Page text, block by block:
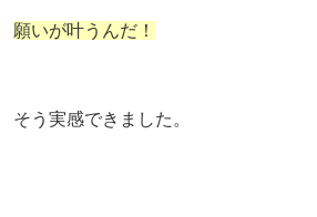
願いが叶うんだ！
そう実感できました。